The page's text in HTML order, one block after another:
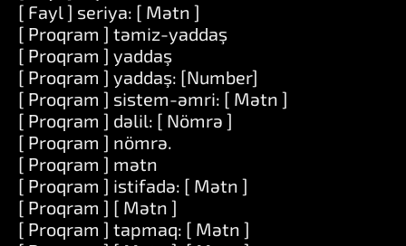
[ Fayl ] seriya: [ Mətn ]
[ Proqram ] təmiz-yaddaş
[ Proqram ] yaddaş
[ Proqram ] yaddaş: [Number]
[ Proqram ] sistem-əmri: [ Mətn ]
[ Proqram ] dəlil: [ Nömrə ]
[ Proqram ] nömrə.
[ Proqram ] mətn
[ Proqram ] istifadə: [ Mətn ]
[ Proqram ] [ Mətn ]
[ Proqram ] tapmaq: [ Mətn ]